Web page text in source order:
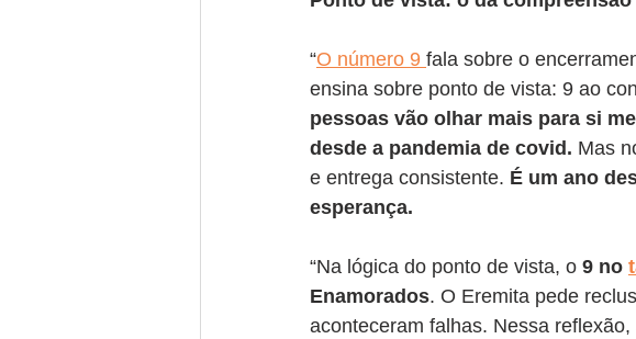
“O número 9 fala sobre o
ensina sobre ponto de vista: 9 ao
pessoas vão olhar mais para si
desde a pandemia de covid. Mas
e entrega consistente. É um ano
esperança.
“Na lógica do ponto de vista, o 9 no
Enamorados. O Eremita pede
aconteceram falhas. Nessa